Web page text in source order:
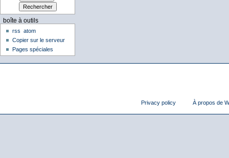
boîte à outils
rss
atom
Copier sur le serveur
Pages spéciales
Privacy policy À propos de